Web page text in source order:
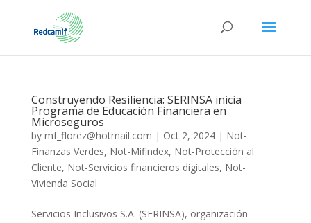
Construyendo Resiliencia: SERINSA inicia
Programa de Educación Financiera en
Microseguros
by mf_florez@hotmail.com | Oct 2, 2024| Not-
Finanzas Verdes, Not-Mifindex, Not-Protección al
Cliente, Not-Servicios financieros digitales, Not-
Vivienda Social
Servicios Inclusivos S.A. (SERINSA), organización